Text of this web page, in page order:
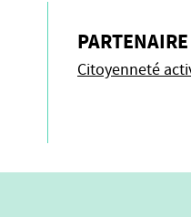
PARTENAIRE
Citoyenneté